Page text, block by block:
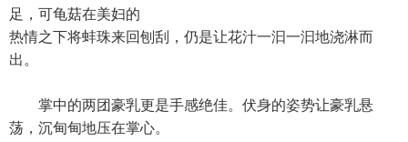
足，可龟菇在美妇的
热情之下将蚌珠来回刨刮，仍是让花汁一汩一汩地浇淋而
出。
掌中的两团豪乳更是手感绝佳。伏身的姿势让豪乳悬
荡，沉甸甸地压在掌心。